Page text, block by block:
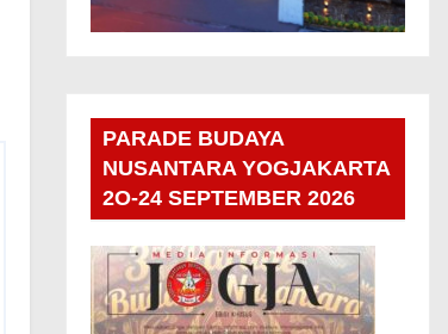
PARADE BUDAYA
NUSANTARA YOGJAKARTA
2O-24 SEPTEMBER 2026